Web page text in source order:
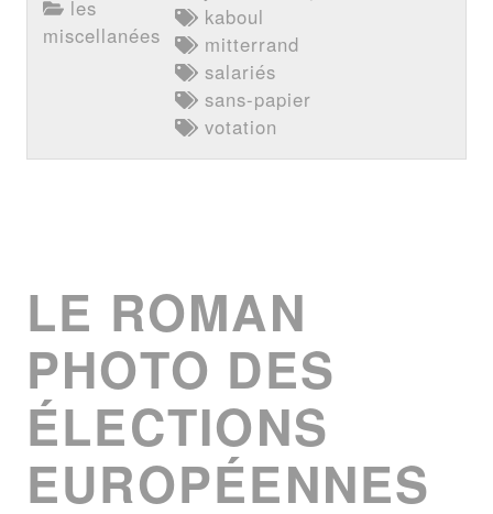
les
miscellanées
kaboul
mitterrand
salariés
sans-papier
votation
LE ROMAN
PHOTO DES
ÉLECTIONS
EUROPÉENNES